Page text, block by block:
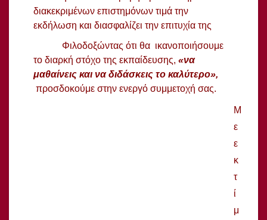
διακεκριμένων επιστημόνων τιμά την
εκδήλωση και διασφαλίζει την επιτυχία της
Φιλοδοξώντας ότι θα ικανοποιήσουμε
το διαρκή στόχο της εκπαίδευσης, «να
μαθαίνεις και να διδάσκεις το καλύτερο»,
προσδοκούμε στην ενεργό συμμετοχή σας.
Μ
ε
ε
κ
τ
ί
μ